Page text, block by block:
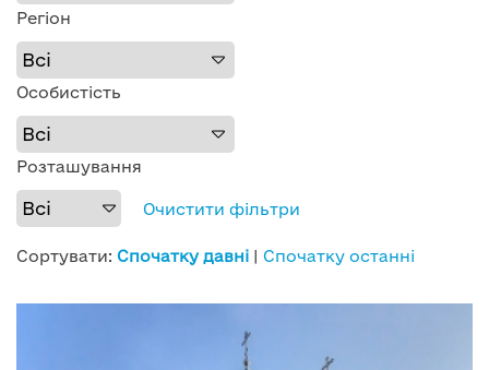
Регіон
Особистість
Розташування
Очистити фільтри
Сортувати: Спочатку давні | Спочатку останні